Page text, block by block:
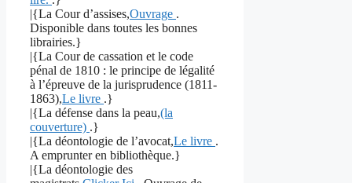
|{La Cour d’assises,Ouvrage .
Disponible dans toutes les bonnes
librairies.}
|{La Cour de cassation et le code
pénal de 1810 : le principe de légalité
à l’épreuve de la jurisprudence (1811-
1863),Le livre .}
|{La défense dans la peau,(la
couverture) .}
|{La déontologie de l’avocat,Le livre .
A emprunter en bibliothèque.}
|{La déontologie des